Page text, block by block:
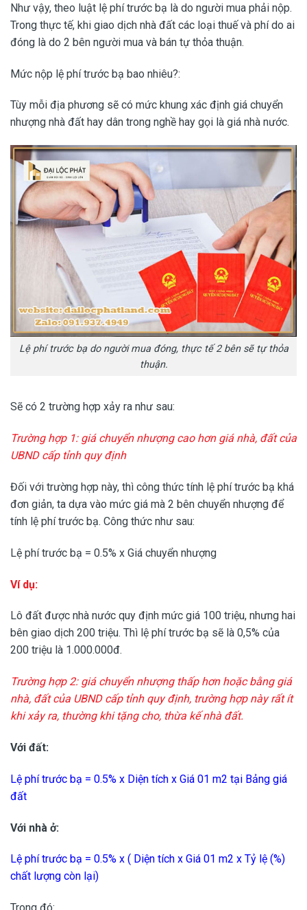
Như vậy, theo luật lệ phí trước bạ là do người mua phải nộp.
Trong thực tế, khi giao dịch nhà đất các loại thuế và phí do ai
đóng là do 2 bên người mua và bán tự thỏa thuận.
Mức nộp lệ phí trước bạ bao nhiêu?:
Tùy mỗi địa phương sẽ có mức khung xác định giá chuyển
nhượng nhà đất hay dân trong nghề hay gọi là giá nhà nước.
Lệ phí trước bạ do người mua đóng, thực tế 2 bên sẽ tự thỏa
thuận.
Sẽ có 2 trường hợp xảy ra như sau:
Trường hợp 1: giá chuyển nhượng cao hơn giá nhà, đất của
UBND cấp tỉnh quy định
Đối với trường hợp này, thì công thức tính lệ phí trước bạ khá
đơn giản, ta dựa vào mức giá mà 2 bên chuyển nhượng để
tính lệ phí trước bạ. Công thức như sau:
Lệ phí trước bạ = 0.5% x Giá chuyển nhượng
Ví dụ:
Lô đất được nhà nước quy định mức giá 100 triệu, nhưng hai
bên giao dịch 200 triệu. Thì lệ phí trước bạ sẽ là 0,5% của
200 triệu là 1.000.000đ.
Trường hợp 2: giá chuyển nhượng thấp hơn hoặc bằng giá
nhà, đất của UBND cấp tỉnh quy định, trường hợp này rất ít
khi xảy ra, thường khi tặng cho, thừa kế nhà đất.
Với đất:
Lệ phí trước bạ = 0.5% x Diện tích x Giá 01 m2 tại Bảng giá
đất
Với nhà ở:
Lệ phí trước bạ = 0.5% x ( Diện tích x Giá 01 m2 x Tỷ lệ (%)
chất lượng còn lại)